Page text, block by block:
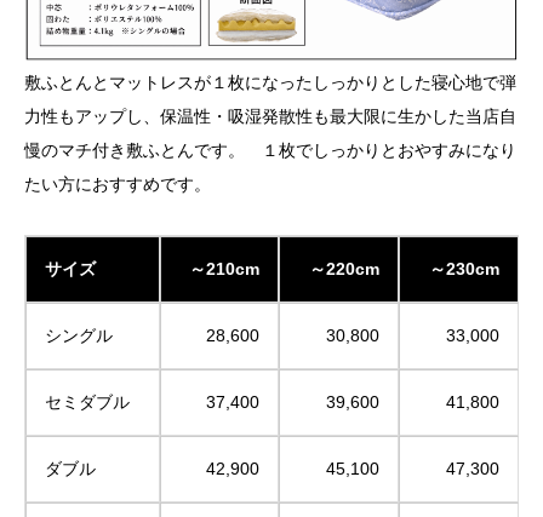
敷ふとんとマットレスが１枚になったしっかりとした寝心地で弾
力性もアップし、保温性・吸湿発散性も最大限に生かした当店自
慢のマチ付き敷ふとんです。 １枚でしっかりとおやすみになり
たい方におすすめです。
サイズ ～210cm ～220cm ～230cm
シングル 28,600 30,800 33,000
セミダブル 37,400 39,600 41,800
ダブル 42,900 45,100 47,300